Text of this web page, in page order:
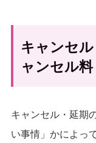
キャンセ
ャンセル
キャンセル・延期
い事情」かによっ